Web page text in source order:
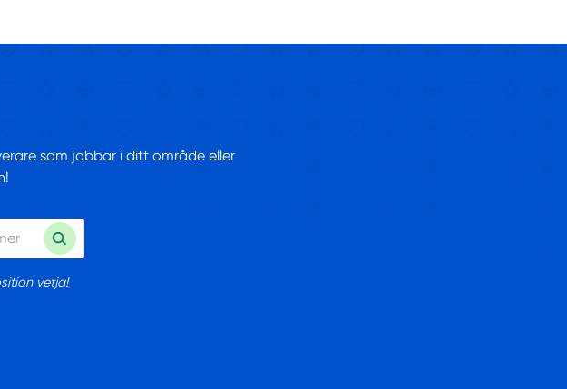
som jobbar i ditt område eller
vetja!